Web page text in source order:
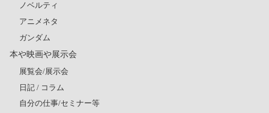
ノベルティ
アニメネタ
ガンダム
本や映画や展示会
展覧会/展示会
日記 / コラム
自分の仕事/セミナー等